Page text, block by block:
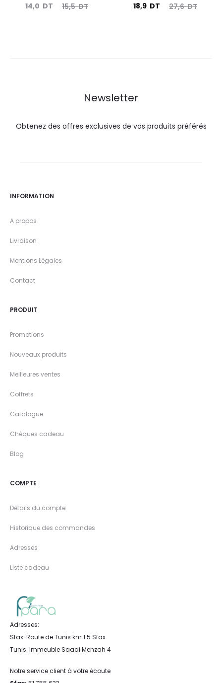
15,5DT
Le
14,0 DT
Le
27,6DT
Le
18,9 DT
Le
Newsletter
Obtenez des offres exclusives de vos produits préférés
INFORMATION
A propos
Livraison
Mentions Légales
Contact
PRODUIT
Promotions
Nouveaux produits
Meilleures ventes
Coffrets
Catalogue
Chèques cadeau
Blog
COMPTE
Détails du compte
Historique des commandes
Adresses
Liste cadeau
Adresses:
Sfax: Route de Tunis km 1.5 Sfax
Tunis: Immeuble Saadi Menzah 4
Notre service client à votre écoute